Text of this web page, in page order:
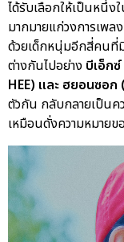
ได้รับเลือกให้เป็นหนึ่
มากมายแก่วงการเพล
ด้วยเด็กหนุ่มอีกสี่คนที่
ต่างกันไปอย่าง บีเอ็ก
HEE) และ ฮยอนซอก
ตัวกัน กลับกลายเป็นค
เหมือนดั่งความหมายข